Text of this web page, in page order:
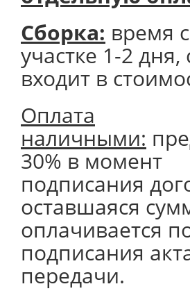
Сборка: время
участке 1-2 дня,
входит в
Оплата
наличными:
30% в момент
подписания
оставшаяся
оплачивается
подписания
передачи.